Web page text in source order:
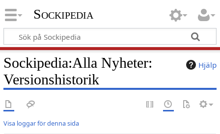
Sockipedia
Hjälp
Sockipedia:Alla Nyheter:
Versionshistorik
Visa loggar för denna sida